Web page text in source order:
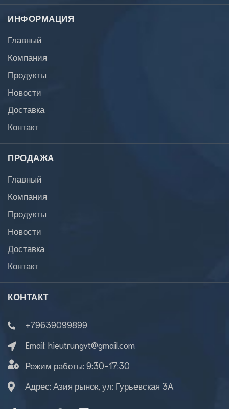
ИНФОРМАЦИЯ
Главный
Компания
Продукты
Новости
Доставка
Контакт
ПРОДАЖА
Главный
Компания
Продукты
Новости
Доставка
Контакт
КОНТАКТ
+79639099899
Email: hieutrungvt@gmail.com
Режим работы: 9:30-17:30
Адрес: Азия рынок, ул: Гурьевская 3А